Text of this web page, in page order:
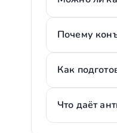
Почему
Как
Что даёт